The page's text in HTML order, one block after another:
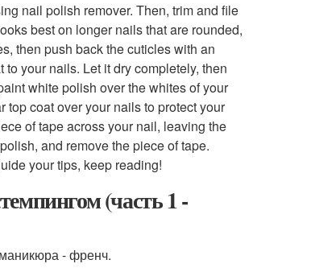
nail polish remover. Then, trim and file
best on longer nails that are rounded,
then push back the cuticles with an
your nails. Let it dry completely, then
white polish over the whites of your
coat over your nails to protect your
of tape across your nail, leaving the
and remove the piece of tape.
your tips, keep reading!
(часть 1 -
- френч.